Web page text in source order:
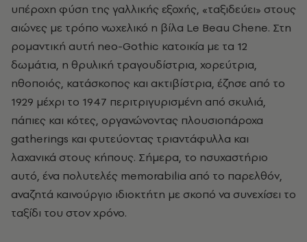
υπέροχη φύση της γαλλικής εξοχής, «ταξιδεύει» στους
αιώνες με τρόπο νωχελικό η βίλα Le Beau Chene. Στη
ρομαντική αυτή neo-Gothic κατοικία με τα 12
δωμάτια, η θρυλική τραγουδίστρια, χορεύτρια,
ηθοποιός, κατάσκοπος και ακτιβίστρια, έζησε από το
1929 μέχρι το 1947 περιτριγυρισμένη από σκυλιά,
πάπιες και κότες, οργανώνοντας πλουσιοπάροχα
gatherings και φυτεύοντας τριαντάφυλλα και
λαχανικά στους κήπους. Σήμερα, το ησυχαστήριο
αυτό, ένα πολυτελές memorabilia από το παρελθόν,
αναζητά καινούργιο ιδιοκτήτη με σκοπό να συνεχίσει το
ταξίδι του στον χρόνο.